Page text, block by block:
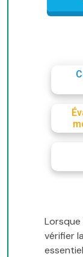
Lorsque
vérifier